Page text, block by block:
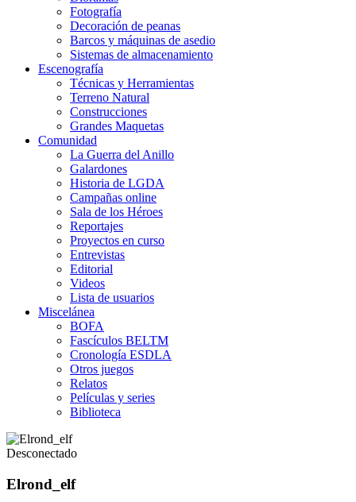
Fotografía
Decoración de peanas
Barcos y máquinas de asedio
Sistemas de almacenamiento
Escenografía
Técnicas y Herramientas
Terreno Natural
Construcciones
Grandes Maquetas
Comunidad
La Guerra del Anillo
Galardones
Historia de LGDA
Campañas online
Sala de los Héroes
Reportajes
Proyectos en curso
Entrevistas
Editorial
Videos
Lista de usuarios
Miscelánea
BOFA
Fascículos BELTM
Cronología ESDLA
Otros juegos
Relatos
Películas y series
Biblioteca
Desconectado
Elrond_elf